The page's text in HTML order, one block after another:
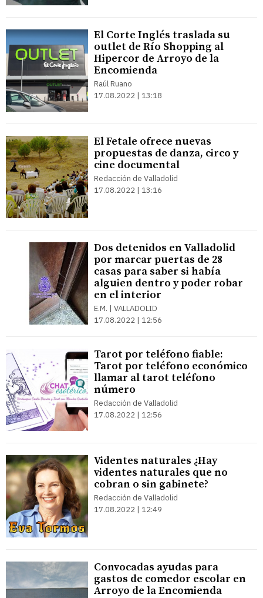
El Corte Inglés traslada su
outlet de Río Shopping al
Hipercor de Arroyo de la
Encomienda
Raúl Ruano
17.08.2022 | 13:18
El Fetale ofrece nuevas
propuestas de danza, circo y
cine documental
Redacción de Valladolid
17.08.2022 | 13:16
Dos detenidos en Valladolid
por marcar puertas de 28
casas para saber si había
alguien dentro y poder robar
en el interior
E.M. | VALLADOLID
17.08.2022 | 12:56
Tarot por teléfono fiable:
Tarot por teléfono económico
llamar al tarot teléfono
número
Redacción de Valladolid
17.08.2022 | 12:56
Videntes naturales ¿Hay
videntes naturales que no
cobran o sin gabinete?
Redacción de Valladolid
17.08.2022 | 12:49
Convocadas ayudas para
gastos de comedor escolar en
Arroyo de la Encomienda